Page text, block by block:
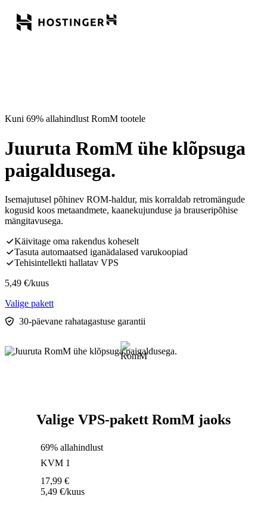
Kuni 69% allahindlust RomM tootele
Juuruta RomM ühe klõpsuga
paigaldusega.
Isemajutusel põhinev ROM-haldur, mis korraldab retromängude
kogusid koos metaandmete, kaanekujunduse ja brauseripõhise
mängitavusega.
Käivitage oma rakendus koheselt
Tasuta automaatsed iganädalased varukoopiad
Tehisintellekti hallatav VPS
5,49 €/kuus
Valige pakett
30-päevane rahatagastuse garantii
Valige VPS-pakett RomM jaoks
69% allahindlust
KVM 1
17,99 €
5,49 €/kuus